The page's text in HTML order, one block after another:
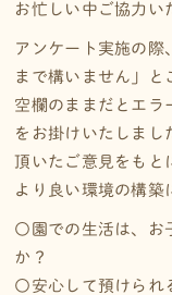
お忙しい中ご協力い
アンケート実施の際
まで構いません」と
空欄のままだとエラ
をお掛けいたしまし
頂いたご意見をもと
より良い環境の構築
〇園での生活は、お
か？
〇安心して預けられ